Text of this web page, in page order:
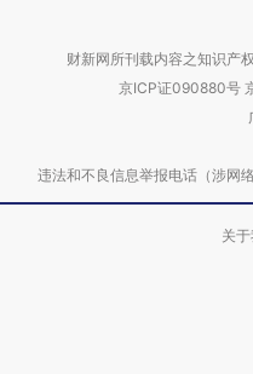
财新网所刊载内容之知识产
京ICP证090880号
违法和不良信息举报电话（涉
关